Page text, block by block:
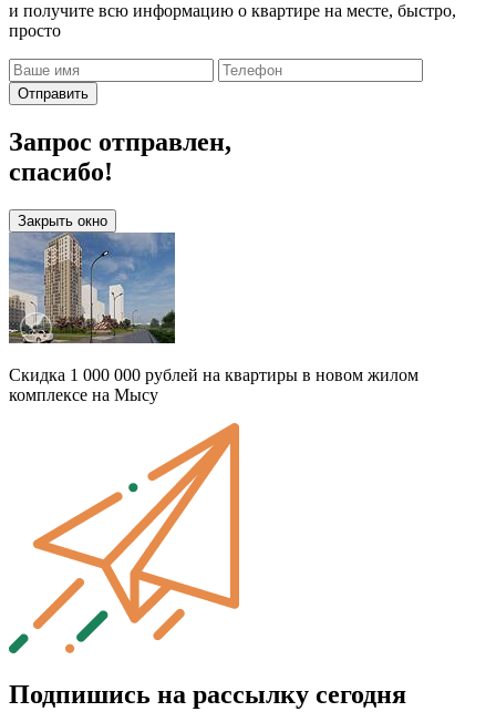
и получите всю информацию о квартире на месте, быстро,
просто
Отправить
Запрос отправлен,
спасибо!
Закрыть окно
Скидка 1 000 000 рублей на квартиры в новом жилом
комплексе на Мысу
Подпишись на рассылку сегодня